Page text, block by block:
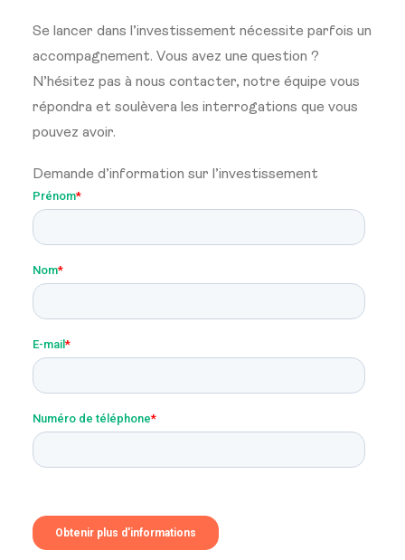
Se lancer dans l’investissement nécessite parfois un
accompagnement. Vous avez une question ?
N’hésitez pas à nous contacter, notre équipe vous
répondra et soulèvera les interrogations que vous
pouvez avoir.
Demande d’information sur l’investissement